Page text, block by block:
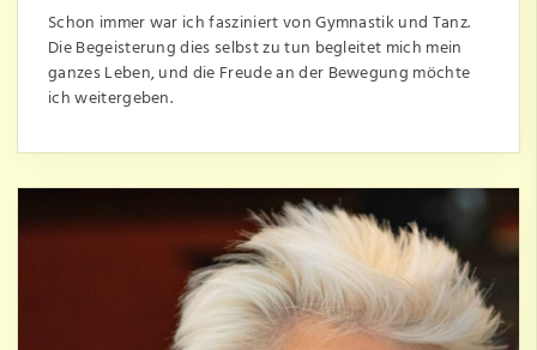
Schon immer war ich fasziniert von Gymnastik und Tanz.
Die Begeisterung dies selbst zu tun begleitet mich mein
ganzes Leben, und die Freude an der Bewegung möchte
ich weitergeben.